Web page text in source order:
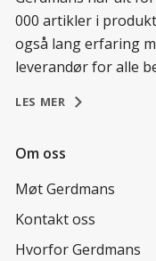
000 artikler i
også lang erfaring
leverandør for alle
LES MER
Om oss
Møt Gerdmans
Kontakt oss
Hvorfor Gerdmans